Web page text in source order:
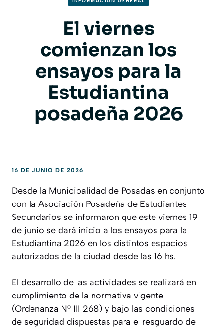
El viernes
comienzan los
ensayos para la
Estudiantina
posadeña 2026
16 DE JUNIO DE 2026
Desde la Municipalidad de Posadas en conjunto
con la Asociación Posadeña de Estudiantes
Secundarios se informaron que este viernes 19
de junio se dará inicio a los ensayos para la
Estudiantina 2026 en los distintos espacios
autorizados de la ciudad desde las 16 hs.
​El desarrollo de las actividades se realizará en
cumplimiento de la normativa vigente
(Ordenanza N° III 268) y bajo las condiciones
de seguridad dispuestas para el resguardo de